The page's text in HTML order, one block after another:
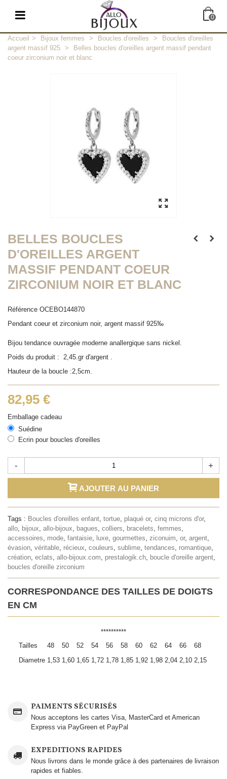
0
Accueil > Bijoux femmes > Boucles d'oreilles >
Boucles d'oreilles
argent massif 925 >
Belles boucles d'oreilles argent massif pendant
coeur zirconium noir et blanc
BELLES BOUCLES
D'OREILLES ARGENT
MASSIF PENDANT COEUR
ZIRCONIUM NOIR ET BLANC
Référence OCEBO144870
Pendant coeur et zirconium noir, argent massif 925‰
Bijou tendance ouvragée moderne anallergique sans nickel.
Poids du produit : 2,45.gr d'argent .
Hauteur de la boucle :2,5cm.
82,95 €
Emballage cadeau
Suédine
Ecrin pour boucles d'oreilles
- +
AJOUTER AU PANIER
Tags : Boucles d'oreilles enfant, tortue, plaqué or, cinq microns d'or,
allo, bijoux, allo-bijoux, bagues, colliers, bracelets, femmes,
accessoires, mode, fantaisie, luxe, gourmettes, ziconuim, or, argent,
évasion, véritable, récieux, couleurs, sublime, tendances, romantique,
création, eclats, allo-bijoux.com, prestalogik.ch, boucle d'oreille argent,
boucles d'oreille zirconium
CORRESPONDANCE DES TAILLES DE DOIGTS
EN CM
**********
Tailles
48 50 52 54 56 58 60 62 64 66
68
Diametre 1,53 1,60 1,65 1,72 1,78 1,85 1,92 1,98 2,04 2,10 2,15
PAIMENTS SÉCURISÉS
Nous acceptons les cartes Visa, MasterCard et American
Express via PayGreen et PayPal
EXPEDITIONS RAPIDES
Nous livrons dans le monde grâce à des partenaires de livraison
rapides et fiables.